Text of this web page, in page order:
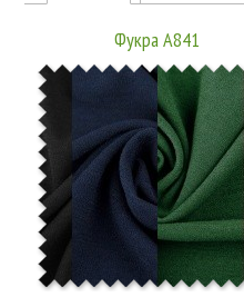
Фукра А841